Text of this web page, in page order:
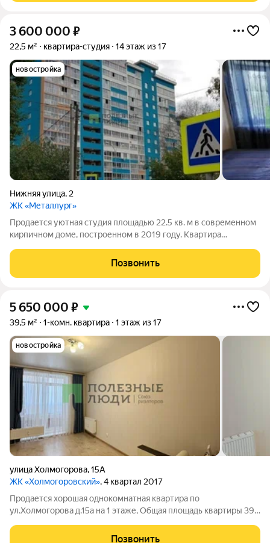
3 600 000 ₽
22,5 м² квартира-студия 14 этаж из 17
новостройка
Нижняя улица, 2
ЖК «Металлург»
Продается уютная студия площадью 22.5 кв. м в современном
кирпичном доме, построенном в 2019 году. Квартира
Высокие потолки 2.8 метра добавляют ощущения простора.
Идеальный вариант для
Позвонить
5 650 000 ₽
39,5 м² 1-комн. квартира 1 этаж из 17
новостройка
улица Холмогорова,15А
ЖК «Холмогоровский», 4 квартал 2017
Продается хорошая однокомнaтная квaртиpa по
ул.Xoлмoгopoвa д.15a на 1 этаже, Общaя плoщадь квартиры 39,5
обременений . Быстрый выход на сделку и передача ключей.
Позвонить